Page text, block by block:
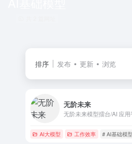
排序 发布 更新 浏览
无阶未来
无阶未来模型擂台/AI 应
AI大模型 工作效率 # AI基础模型